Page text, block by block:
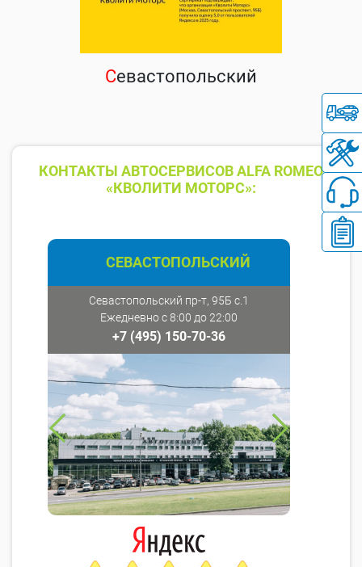
Севастопольский
КОНТАКТЫ АВТОСЕРВИСОВ ALFA ROMEO
«КВОЛИТИ МОТОРС»:
СЕВАСТОПОЛЬСКИЙ
Севастопольский пр-т, 95Б с.1
Ежедневно с 8:00 до 22:00
+7 (495) 150-70-36